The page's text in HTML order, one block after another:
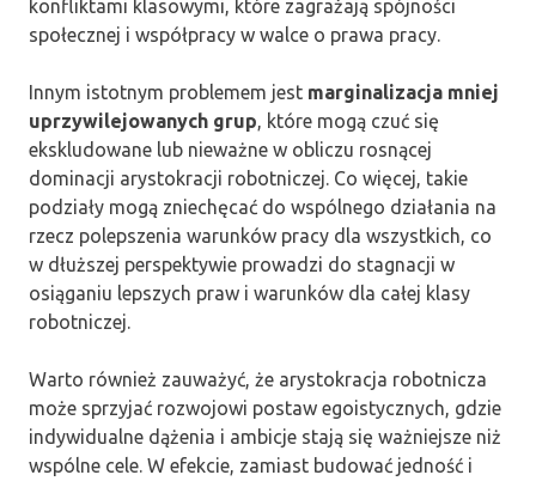
konfliktami klasowymi, które zagrażają spójności
społecznej i współpracy w walce o prawa pracy.
Innym istotnym problemem jest marginalizacja mniej
uprzywilejowanych grup, które mogą czuć się
ekskludowane lub nieważne w obliczu rosnącej
dominacji arystokracji robotniczej. Co więcej, takie
podziały mogą zniechęcać do wspólnego działania na
rzecz polepszenia warunków pracy dla wszystkich, co
w dłuższej perspektywie prowadzi do stagnacji w
osiąganiu lepszych praw i warunków dla całej klasy
robotniczej.
Warto również zauważyć, że arystokracja robotnicza
może sprzyjać rozwojowi postaw egoistycznych, gdzie
indywidualne dążenia i ambicje stają się ważniejsze niż
wspólne cele. W efekcie, zamiast budować jedność i